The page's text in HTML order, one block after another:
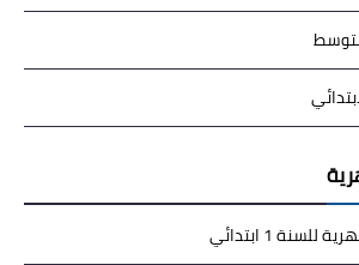
متوسط
1 ابتدائي